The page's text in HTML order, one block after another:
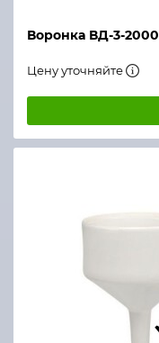
Воронка ВД-3-2000
Цену уточняйте